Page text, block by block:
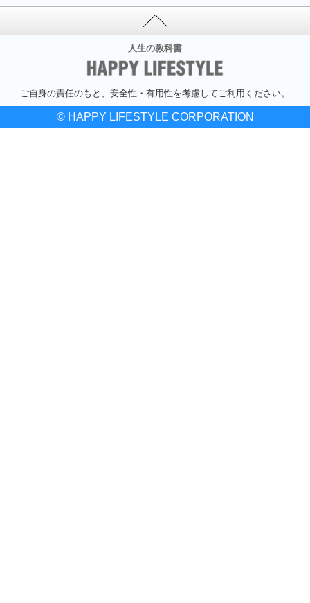
人生の教科書
ご自身の責任のもと、安全性・有用性を考慮してご利用ください。
© HAPPY LIFESTYLE CORPORATION